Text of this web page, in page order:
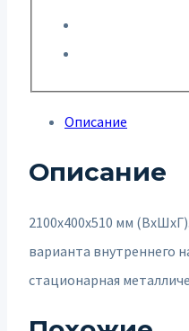
Описание
Описание
2100х400х510 мм
варианта внутреннего
стационарная